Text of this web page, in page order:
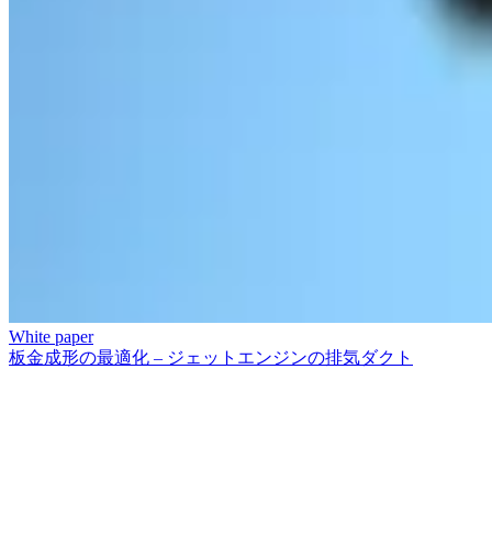
White paper
板金成形の最適化 – ジェットエンジンの排気ダクト